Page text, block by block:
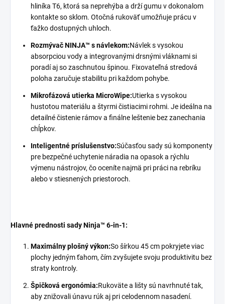
hliníka T6, ktorá sa neprehýba a drží gumu v dokonalom
kontakte so sklom. Otočná rukoväť umožňuje prácu v
ťažko dostupných uhloch.
Rozmývač NINJA™ s návlekom:Návlek s vysokou
absorpciou vody a integrovanými drsnými vláknami si
poradí aj so zaschnutou špinou. Fixovateľná stredová
poloha zaručuje stabilitu pri každom pohybe.
Mikrofázová utierka MicroWipe:Utierka s vysokou
hustotou materiálu a štyrmi čistiacimi rohmi. Je ideálna na
detailné čistenie rámov a finálne leštenie bez zanechania
chĺpkov.
Inteligentné príslušenstvo:Súčasťou sady sú komponenty
pre bezpečné uchytenie náradia na opasok a rýchlu
výmenu nástrojov, čo oceníte najmä pri práci na rebríku
alebo v stiesnených priestoroch.
Hlavné prednosti sady Ninja™ 6-in-1:
Maximálny plošný výkon:So šírkou 45 cm pokryjete viac
plochy jedným ťahom, čím zvyšujete svoju produktivitu bez
straty kontroly.
Špičková ergonómia:Rukoväte a lišty sú navrhnuté tak,
aby znižovali únavu rúk aj pri celodennom nasadení.